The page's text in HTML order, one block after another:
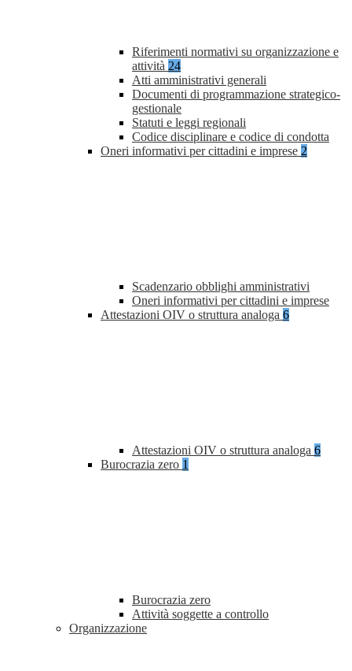
Riferimenti normativi su organizzazione e
attività 24
Atti amministrativi generali
Documenti di programmazione strategico-
gestionale
Statuti e leggi regionali
Codice disciplinare e codice di condotta
Oneri informativi per cittadini e imprese 2
Scadenzario obblighi amministrativi
Oneri informativi per cittadini e imprese
Attestazioni OIV o struttura analoga 6
Attestazioni OIV o struttura analoga 6
Burocrazia zero 1
Burocrazia zero
Attività soggette a controllo
Organizzazione